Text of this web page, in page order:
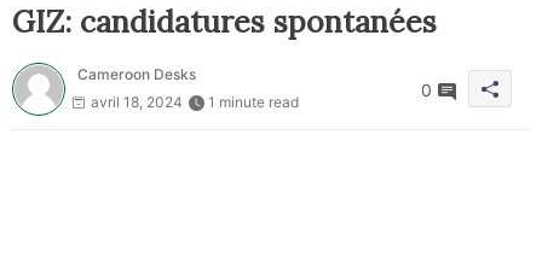
GIZ: candidatures spontanées
Cameroon Desks
avril 18, 2024
1 minute read
0